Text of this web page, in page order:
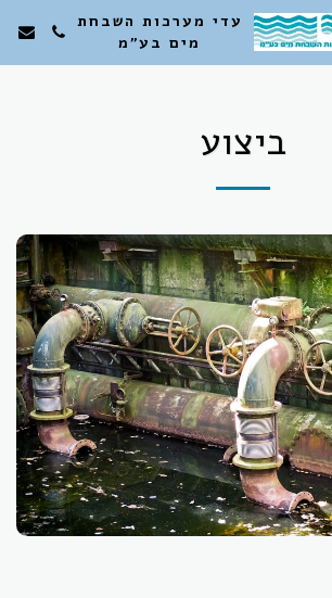
עדי מערכות השבחת
מים בע"מ
ביצוע